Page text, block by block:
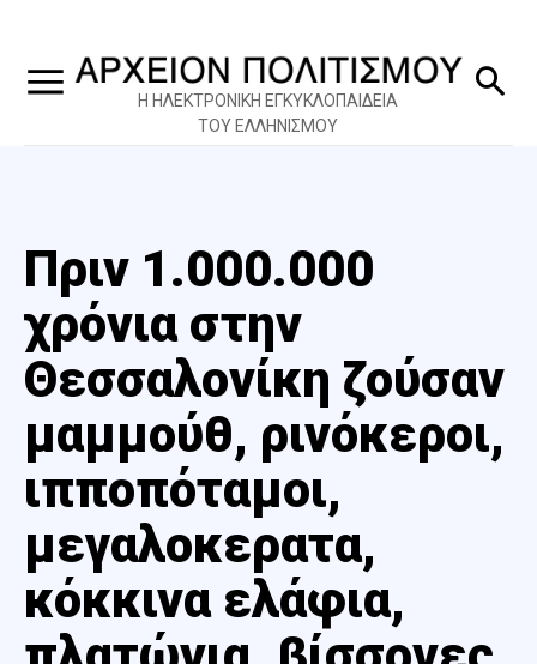
Η ΗΛΕΚΤΡΟΝΙΚΗ ΕΓΚΥΚΛΟΠΑΙΔΕΙΑ
ΤΟΥ ΕΛΛΗΝΙΣΜΟΥ
Πριν 1.000.000
χρόνια στην
Θεσσαλονίκη ζούσαν
μαμμούθ, ρινόκεροι,
ιπποπόταμοι,
μεγαλοκερατα,
κόκκινα ελάφια,